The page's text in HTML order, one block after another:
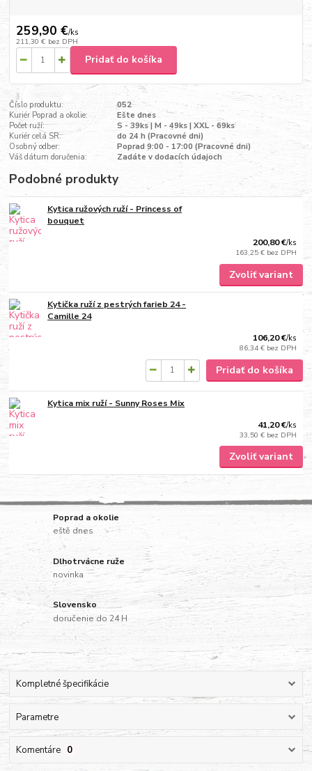
259,90 €/ks
211,30 € bez DPH
Pridať do košíka
Číslo produktu:
052
Kuriér Poprad a okolie:
Ešte dnes
Počet ruží:
S - 39ks | M - 49ks | XXL - 69ks
Kuriér celá SR:
do 24 h (Pracovné dni)
Osobný odber:
Poprad 9:00 - 17:00 (Pracovné dni)
Váš dátum doručenia:
Zadáte v dodacích údajoch
Podobné produkty
Kytica ružových ruží - Princess of
bouquet
200,80 €/ks
163,25 € bez DPH
Zvoliť variant
Kytička ruží z pestrých farieb 24 -
Camille 24
106,20 €/ks
86,34 € bez DPH
Pridať do košíka
Kytica mix ruží - Sunny Roses Mix
41,20 €/ks
33,50 € bez DPH
Zvoliť variant
Poprad a okolie
eště dnes
Dlhotrvácne ruže
novinka
Slovensko
doručenie do 24 H
Kompletné špecifikácie
Parametre
Komentáre 0